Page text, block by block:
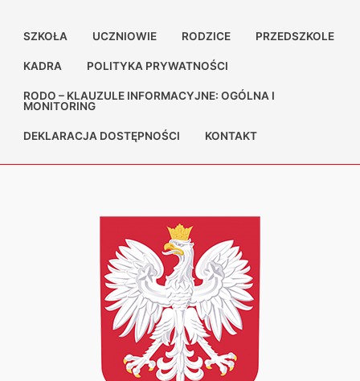
SZKOŁA UCZNIOWIE RODZICE PRZEDSZKOLE
KADRA POLITYKA PRYWATNOŚCI
RODO – KLAUZULE INFORMACYJNE: OGÓLNA I
MONITORING
DEKLARACJA DOSTĘPNOŚCI KONTAKT